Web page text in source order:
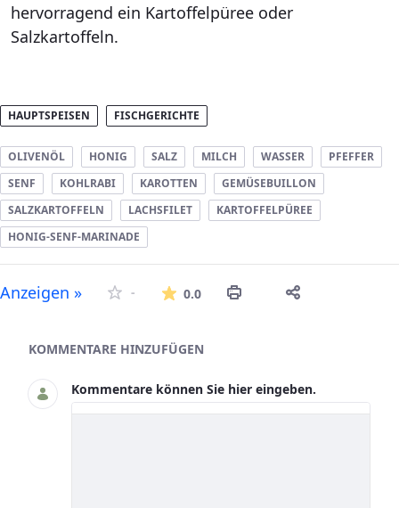
hervorragend ein Kartoffelpüree oder
Salzkartoffeln.
HAUPTSPEISEN FISCHGERICHTE
OLIVENÖL HONIG SALZ MILCH WASSER
PFEFFER
SENF
KOHLRABI KAROTTEN
GEMÜSEBUILLON
SALZKARTOFFELN
LACHSFILET
KARTOFFELPÜREE
HONIG-SENF-MARINADE
Anzeigen » - 0.0Die durchschnittliche
Asset-Herausgeber
KOMMENTARE HINZUFÜGEN
Kommentare können Sie hier eingeben.